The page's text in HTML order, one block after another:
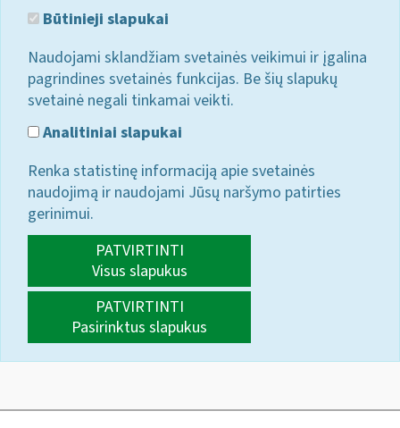
Būtinieji slapukai
Naudojami sklandžiam svetainės veikimui ir įgalina
pagrindines svetainės funkcijas. Be šių slapukų
svetainė negali tinkamai veikti.
Analitiniai slapukai
Renka statistinę informaciją apie svetainės
naudojimą ir naudojami Jūsų naršymo patirties
gerinimui.
PATVIRTINTI
Visus slapukus
PATVIRTINTI
Pasirinktus slapukus